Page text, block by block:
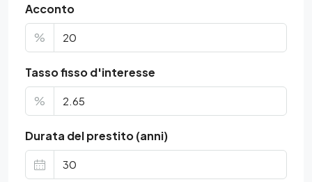
Acconto
%
Tasso fisso d'interesse
%
Durata del prestito (anni)